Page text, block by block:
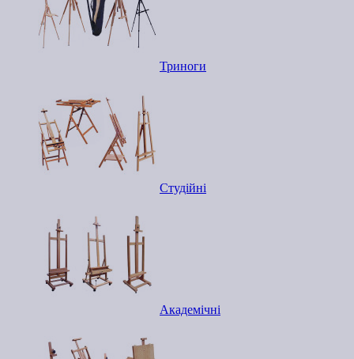
Триноги
Студійні
Академічні